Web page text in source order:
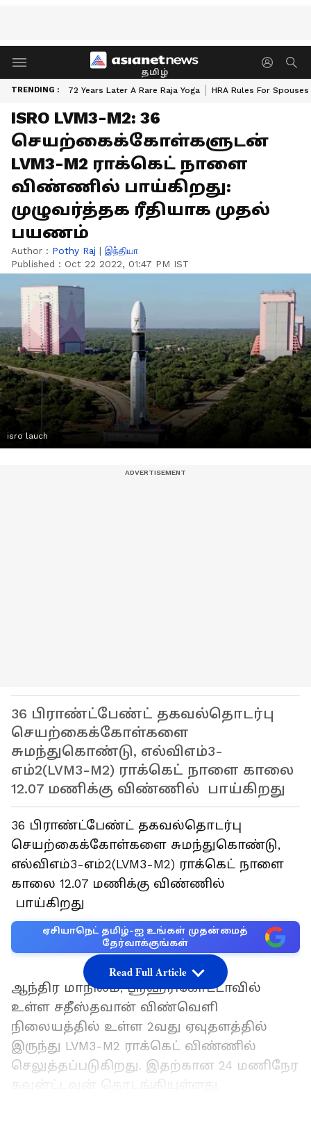
தமிழ்
TRENDING : 72 Years Later A Rare Raja Yoga HRA Rules For Spouses
ISRO LVM3-M2: 36
செயற்கைக்கோள்களுடன்
LVM3-M2 ராக்கெட் நாளை
விண்ணில் பாய்கிறது:
முழுவர்த்தக ரீதியாக முதல்
பயணம்
Author : Pothy Raj | இந்தியா
Published : Oct 22 2022, 01:47 PM IST
isro lauch
36 பிராண்ட்பேண்ட் தகவல்தொடர்பு
செயற்கைக்கோள்களை
சுமந்துகொண்டு, எல்விஎம்3-
எம்2(LVM3-M2) ராக்கெட் நாளை காலை
12.07 மணிக்கு விண்ணில் பாய்கிறது
36 பிராண்ட்பேண்ட் தகவல்தொடர்பு
செயற்கைக்கோள்களை சுமந்துகொண்டு,
எல்விஎம்3-எம்2(LVM3-M2) ராக்கெட் நாளை
காலை 12.07 மணிக்கு விண்ணில்
பாய்கிறது
ஏசியாநெட் தமிழ்-ஐ உங்கள் முதன்மைத்
தேர்வாக்குங்கள்
ஆந்திர மாநிலம், ஸ்ரீஹரிகோட்டாவில்
உள்ள சதீஸ்தவான் விண்வெளி
நிலையத்தில் உள்ள 2வது ஏவுதளத்தில்
இருந்து LVM3-M2 ராக்கெட் விண்ணில்
செலுத்தப்படுகிறது. இதற்கான 24 மணிநேர
Read Full Article